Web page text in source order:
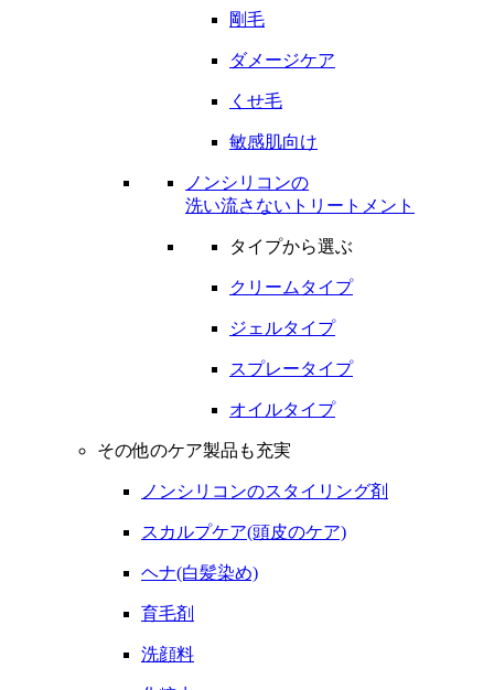
剛毛
ダメージケア
くせ毛
敏感肌向け
ノンシリコンの
洗い流さないトリートメント
タイプから選ぶ
クリームタイプ
ジェルタイプ
スプレータイプ
オイルタイプ
その他のケア製品も充実
ノンシリコンのスタイリング剤
スカルプケア(頭皮のケア)
ヘナ(白髪染め)
育毛剤
洗顔料